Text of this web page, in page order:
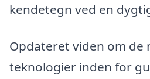
kendetegn ved en
Opdateret viden om de
teknologier inden for